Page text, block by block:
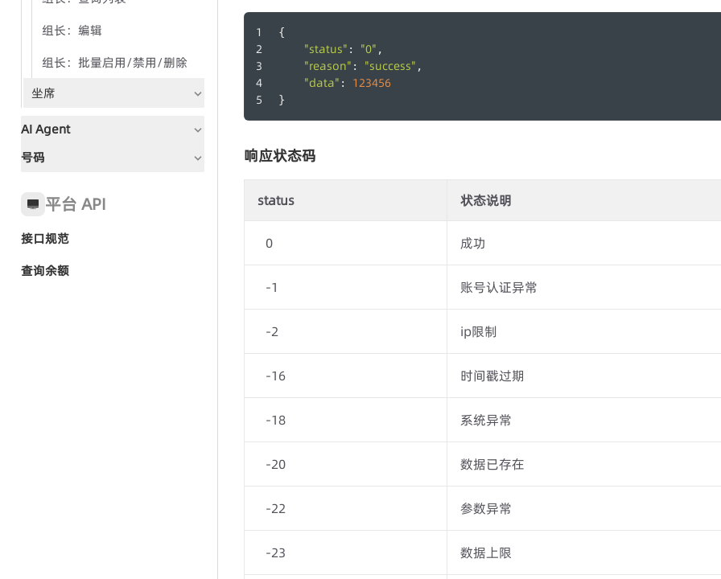
组长：编辑
组长：批量启用/禁用/删除
坐席
AI Agent
文档指引
快速入门-AI Agent群呼
号码
平台 API
接口规范
查询余额
{
"status" : "0" ,
"reason" : "success" ,
"data" : 123456
}
响应状态码
status 状态说明
0 成功
-1 账号认证异常
-2 ip限制
-16 时间戳过期
-18 系统异常
-20 数据已存在
-22 参数异常
-23 数据上限